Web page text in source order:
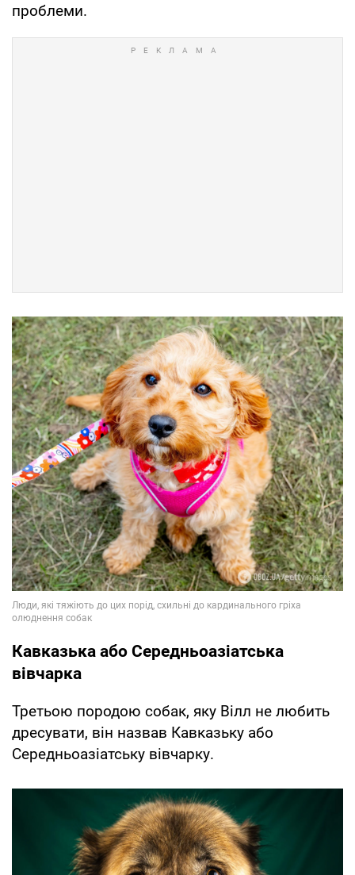
проблеми.
Кавказька або Середньоазіатська
вівчарка
Третьою породою собак, яку Вілл не любить
дресувати, він назвав Кавказьку або
Середньоазіатську вівчарку.